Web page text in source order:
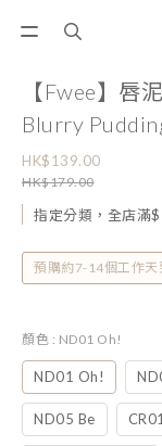
【Fwee】唇
Blurry
HK$139.00
HK$179.00
指定分類，全店滿
預購約7-14個工作天
顏色 : ND01 Oh!
ND01 Oh!
ND05 Be